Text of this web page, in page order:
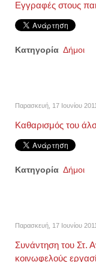
Εγγραφές στους
Κατηγορία Δήμοι
Παρασκευή, 17 Ιουνίου
Καθαρισμός του
Κατηγορία Δήμοι
Παρασκευή, 17 Ιουνίου
Συνάντηση του Στ.
κοινωφελούς